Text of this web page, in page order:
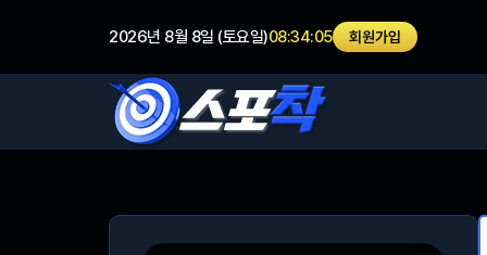
2026년 8월 8일 (토요일)08:34:05 회원가입